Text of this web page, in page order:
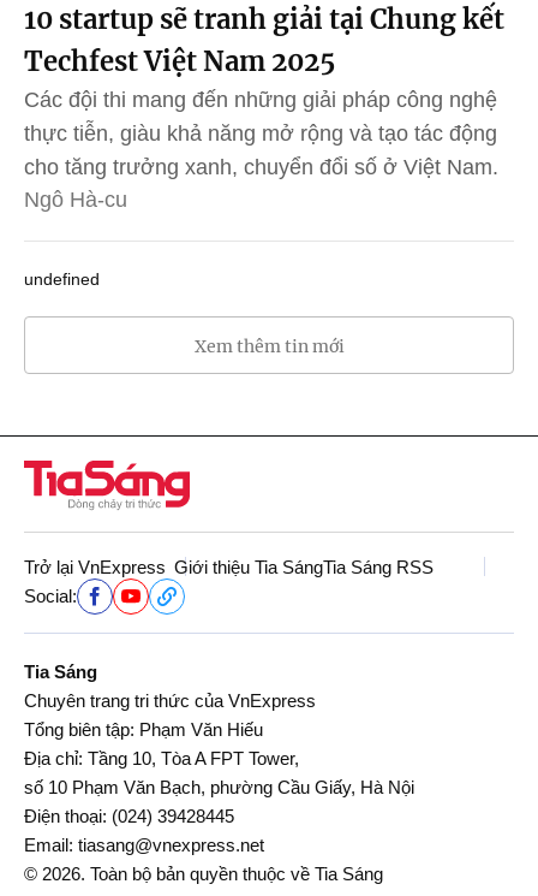
10 startup sẽ tranh giải tại Chung kết
Techfest Việt Nam 2025
Các đội thi mang đến những giải pháp công nghệ
thực tiễn, giàu khả năng mở rộng và tạo tác động
cho tăng trưởng xanh, chuyển đổi số ở Việt Nam.
Ngô Hà-cu
undefined
Xem thêm tin mới
Trở lại VnExpress Giới thiệu Tia SángTia Sáng RSS
Social:
Tia Sáng
Chuyên trang tri thức của VnExpress
Tổng biên tập: Phạm Văn Hiếu
Địa chỉ: Tầng 10, Tòa A FPT Tower,
số 10 Phạm Văn Bạch, phường Cầu Giấy, Hà Nội
Điện thoại: (024) 39428445
Email: tiasang@vnexpress.net
© 2026. Toàn bộ bản quyền thuộc về Tia Sáng